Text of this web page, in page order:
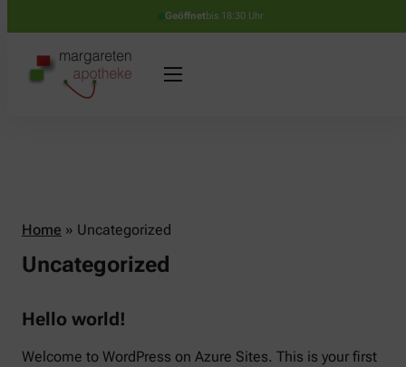
Geöffnetbis 18:30 Uhr
Home » Uncategorized
Uncategorized
Hello world!
Welcome to WordPress on Azure Sites. This is your first